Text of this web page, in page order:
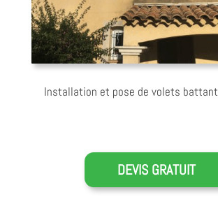
Installation et pose de volets
DEVIS GRATUIT